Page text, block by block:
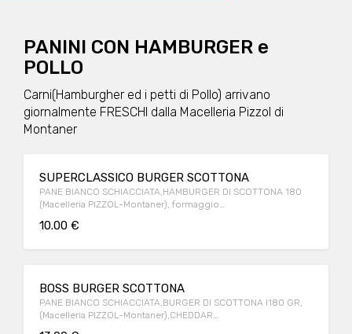
PANINI CON HAMBURGER e
POLLO
Carni(Hamburgher ed i petti di Pollo) arrivano
giornalmente FRESCHI dalla Macelleria Pizzol di
Montaner
SUPERCLASSICO BURGER SCOTTONA
PANE BIANCO SCHIACCIATA,HAMBURGER DI SCOTTONA 180
(Macelleria PIZZOL-Montaner), formaggio
10.00 €
BOSS BURGER SCOTTONA
PANE BIANCO SCHIACCIATA,BURGER DI SCOTTONA I180 GR,
(Macelleria PIZZOL-Montaner),CHEDDAR